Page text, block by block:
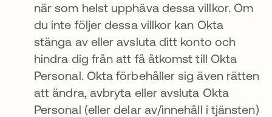
när som helst upphäva dessa villkor. Om
du inte följer dessa villkor kan Okta
stänga av eller avsluta ditt konto och
hindra dig från att få åtkomst till Okta
Personal. Okta förbehåller sig även rätten
att ändra, avbryta eller avsluta Okta
Personal (eller delar av/innehåll i tjänsten)